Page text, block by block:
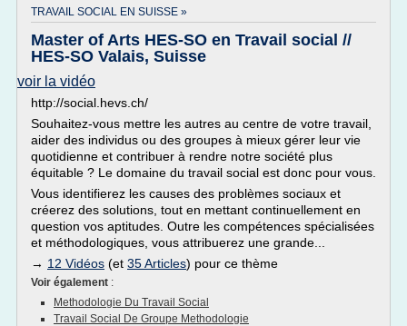
TRAVAIL SOCIAL EN SUISSE »
Master of Arts HES-SO en Travail social //
HES-SO Valais, Suisse
voir la vidéo
http://social.hevs.ch/
Souhaitez-vous mettre les autres au centre de votre travail,
aider des individus ou des groupes à mieux gérer leur vie
quotidienne et contribuer à rendre notre société plus
équitable ? Le domaine du travail social est donc pour vous.
Vous identifierez les causes des problèmes sociaux et
créerez des solutions, tout en mettant continuellement en
question vos aptitudes. Outre les compétences spécialisées
et méthodologiques, vous attribuerez une grande...
→ 12 Vidéos (et 35 Articles) pour ce thème
Voir également :
Methodologie Du Travail Social
Travail Social De Groupe Methodologie